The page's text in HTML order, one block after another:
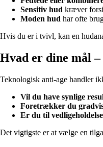
Sensitiv hud kræver
Moden hud har ofte
Hvis du er i tvivl, kan en
Hvad er dine mål
Teknologisk anti-age handler
Vil du have synlige
Foretrækker du
Er du til
Det vigtigste er at vælge en